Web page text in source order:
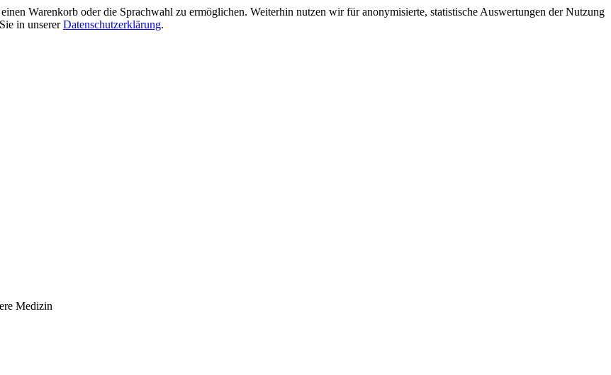
Warenkorb oder die Sprachwahl zu ermöglichen. Weiterhin nutzen wir für anonymisierte, statistische Auswertungen der Nutzung
in unsererDatenschutzerklärung.
Medizin